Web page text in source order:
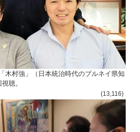
木村強」（日本統治時代のブルネイ県知
聴。
(13,116)